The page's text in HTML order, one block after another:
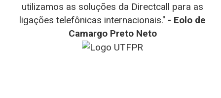
- Julia Falcin
utilizamos as soluções da Directcall para as
ligações telefônicas internacionais." - Eolo de
Camargo Preto Neto
- Diego
Fernando Alves
- Henrique Fernandes Simão
- Totvs
- Teresa
- D-link
- WEG